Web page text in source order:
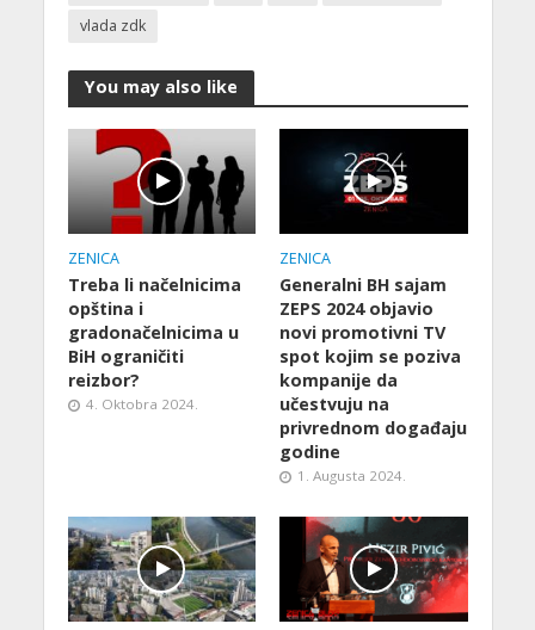
vlada zdk
You may also like
ZENICA
Treba li načelnicima
opština i
gradonačelnicima u
BiH ograničiti
reizbor?
4. Oktobra 2024.
ZENICA
Generalni BH sajam
ZEPS 2024 objavio
novi promotivni TV
spot kojim se poziva
kompanije da
učestvuju na
privrednom događaju
godine
1. Augusta 2024.